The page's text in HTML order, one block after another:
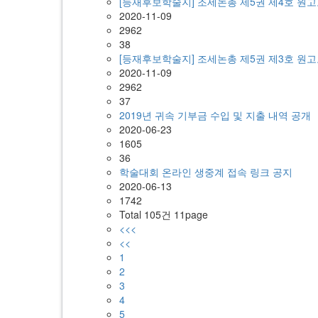
2020-11-09
2962
38
[등재후보학술지] 조세논총 제5권 제3호 원
2020-11-09
2962
37
2019년 귀속 기부금 수입 및 지출 내역 공개
2020-06-23
1605
36
학술대회 온라인 생중계 접속 링크 공지
2020-06-13
1742
Total 105건 11page
<<<
<<
1
2
3
4
5